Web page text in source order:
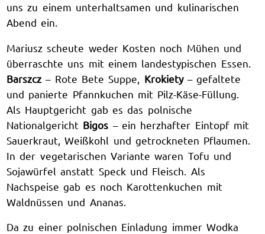
uns zu einem unterhaltsamen und kulinarischen
Abend ein.
Mariusz scheute weder Kosten noch Mühen und
überraschte uns mit einem landestypischen Essen.
Barszcz – Rote Bete Suppe, Krokiety– gefaltete
und panierte Pfannkuchen mit Pilz-Käse-Füllung.
Als Hauptgericht gab es das polnische
Nationalgericht Bigos – ein herzhafter Eintopf mit
Sauerkraut, Weißkohl und getrockneten Pflaumen.
In der vegetarischen Variante waren Tofu und
Sojawürfel anstatt Speck und Fleisch. Als
Nachspeise gab es noch Karottenkuchen mit
Waldnüssen und Ananas.
Da zu einer polnischen Einladung immer Wodka